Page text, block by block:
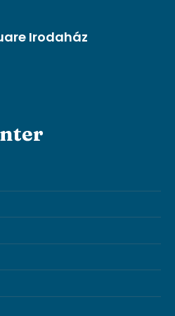
Irodaház